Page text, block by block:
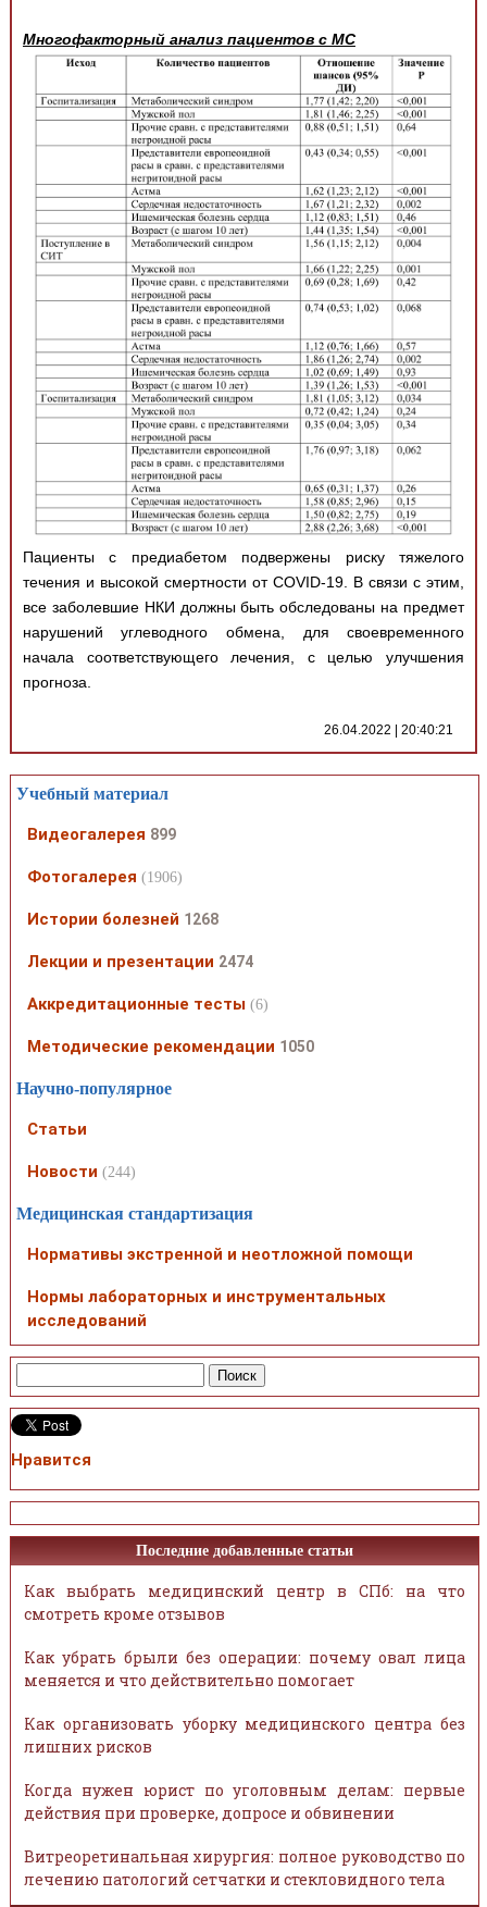
Многофакторный анализ пациентов с МС
Пациенты с предиабетом подвержены риску тяжелого
течения и высокой смертности от COVID-19. В связи с этим,
все заболевшие НКИ должны быть обследованы на предмет
нарушений углеводного обмена, для своевременного
начала соответствующего лечения, с целью улучшения
прогноза.
26.04.2022 | 20:40:21
Учебный материал
Видеогалерея 899
Фотогалерея (1906)
Истории болезней 1268
Лекции и презентации 2474
Аккредитационные тесты (6)
Методические рекомендации 1050
Научно-популярное
Статьи
Новости (244)
Медицинская стандартизация
Нормативы экстренной и неотложной помощи
Нормы лабораторных и инструментальных
исследований
Нравится
Последние добавленные статьи
Как выбрать медицинский центр в СПб: на что
смотреть кроме отзывов
Как убрать брыли без операции: почему овал лица
меняется и что действительно помогает
Как организовать уборку медицинского центра без
лишних рисков
Когда нужен юрист по уголовным делам: первые
действия при проверке, допросе и обвинении
Витреоретинальная хирургия: полное руководство по
лечению патологий сетчатки и стекловидного тела